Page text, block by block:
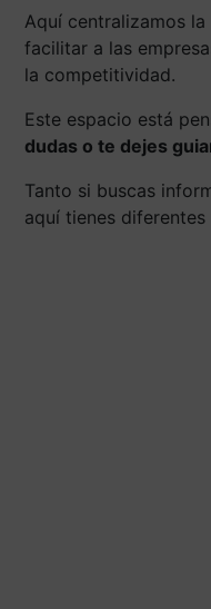
Aquí centralizamos la
facilitar a las
la competitividad.
Este espacio está
dudas o te dejes
Tanto si buscas
aquí tienes